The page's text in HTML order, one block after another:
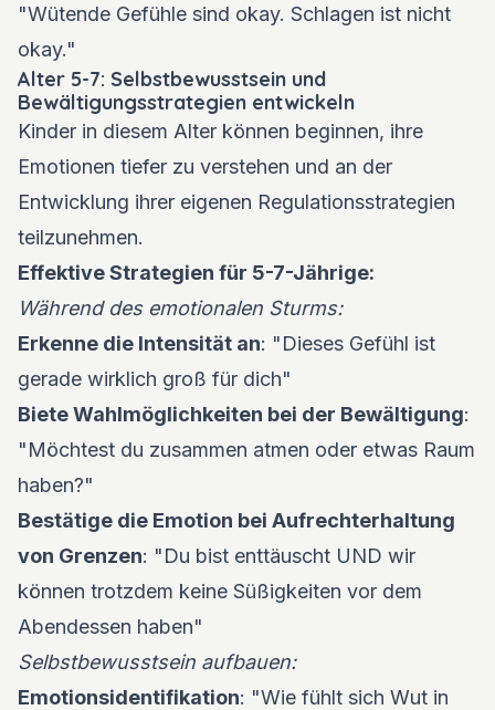
"Wütende Gefühle sind okay. Schlagen ist nicht
okay."
Alter 5-7: Selbstbewusstsein und
Bewältigungsstrategien entwickeln
Kinder in diesem Alter können beginnen, ihre
Emotionen tiefer zu verstehen und an der
Entwicklung ihrer eigenen Regulationsstrategien
teilzunehmen.
Effektive Strategien für 5-7-Jährige:
Während des emotionalen Sturms:
Erkenne die Intensität an: "Dieses Gefühl ist
gerade wirklich groß für dich"
Biete Wahlmöglichkeiten bei der Bewältigung:
"Möchtest du zusammen atmen oder etwas Raum
haben?"
Bestätige die Emotion bei Aufrechterhaltung
von Grenzen: "Du bist enttäuscht UND wir
können trotzdem keine Süßigkeiten vor dem
Abendessen haben"
Selbstbewusstsein aufbauen:
Emotionsidentifikation: "Wie fühlt sich Wut in